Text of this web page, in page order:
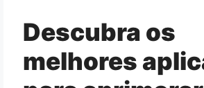
Descubra os
melhores